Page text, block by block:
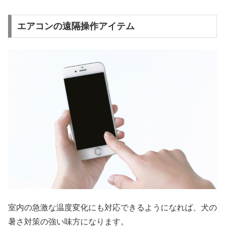
エアコンの遠隔操作アイテム
室内の急激な温度変化にも対応できるようになれば、犬の
暑さ対策の強い味方になります。